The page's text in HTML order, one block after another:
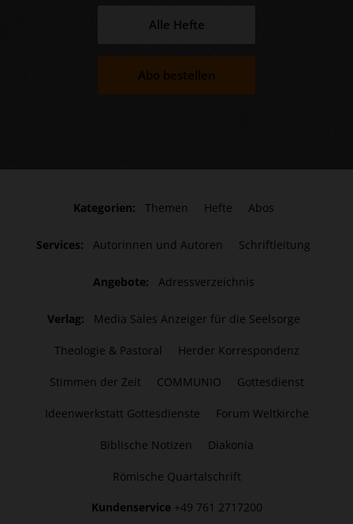
Alle Hefte
Abo bestellen
Kategorien: Themen Hefte Abos
Services: Autorinnen und Autoren Schriftleitung
Angebote: Adressverzeichnis
Verlag: Media Sales Anzeiger für die Seelsorge
Theologie & Pastoral Herder Korrespondenz
Stimmen der Zeit COMMUNIO Gottesdienst
Ideenwerkstatt Gottesdienste Forum Weltkirche
Biblische Notizen Diakonia
Römische Quartalschrift
Kundenservice +49 761 2717200